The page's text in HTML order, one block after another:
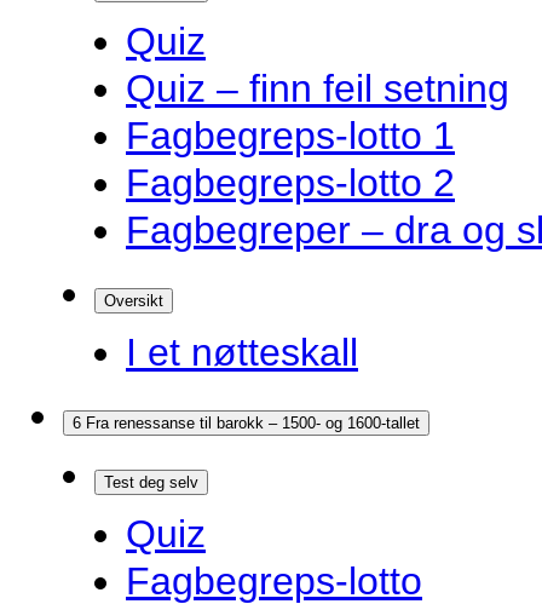
Quiz
Quiz – finn feil setning
Fagbegreps-lotto 1
Fagbegreps-lotto 2
Fagbegreper – dra og
Oversikt
I et nøtteskall
6 Fra renessanse til barokk – 1500- og 1600-tallet
Test deg selv
Quiz
Fagbegreps-lotto